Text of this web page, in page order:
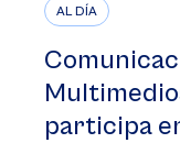
AL DÍA
participa